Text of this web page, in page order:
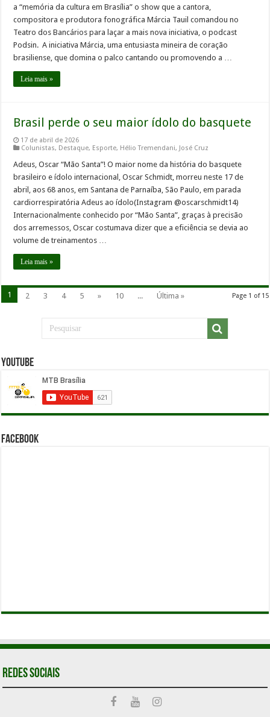
a “memória da cultura em Brasília” o show que a cantora,
compositora e produtora fonográfica Márcia Tauil comandou no
Teatro dos Bancários para laçar a mais nova iniciativa, o podcast
Podsin. A iniciativa Márcia, uma entusiasta mineira de coração
brasiliense, que domina o palco cantando ou promovendo a …
Leia mais »
Brasil perde o seu maior ídolo do basquete
17 de abril de 2026
Colunistas, Destaque, Esporte, Hélio Tremendani, José Cruz
Adeus, Oscar “Mão Santa”! O maior nome da história do basquete
brasileiro e ídolo internacional, Oscar Schmidt, morreu neste 17 de
abril, aos 68 anos, em Santana de Parnaíba, São Paulo, em parada
cardiorrespiratória ​​Adeus ao ídolo​​(Instagram @oscarschmidt14)
Internacionalmente conhecido por “Mão Santa”, graças à precisão
dos arremessos, Oscar costumava dizer que a eficiência se devia ao
volume de treinamentos …
Leia mais »
Page 1 of 15
1 2 3 4 5 » 10 ... Última »
YouTube
Facebook
Redes Sociais